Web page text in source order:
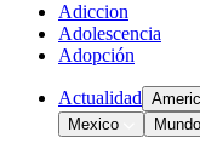
Adiccion
Adolescencia
Adopción
Actualidad
Mexico
Mundo